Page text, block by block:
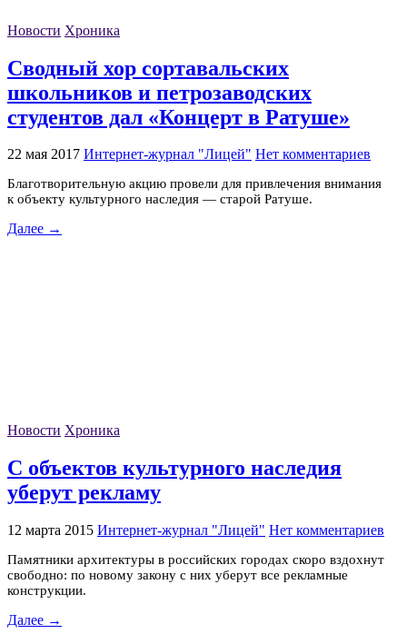
Новости Хроника
Сводный хор сортавальских
школьников и петрозаводских
студентов дал «Концерт в Ратуше»
22 мая 2017 Интернет-журнал "Лицей" Нет комментариев
Благотворительную акцию провели для привлечения внимания
к объекту культурного наследия — старой Ратуше.
Далее →
Новости Хроника
С объектов культурного наследия
уберут рекламу
12 марта 2015 Интернет-журнал "Лицей" Нет комментариев
Памятники архитектуры в российских городах скоро вздохнут
свободно: по новому закону с них уберут все рекламные
конструкции.
Далее →